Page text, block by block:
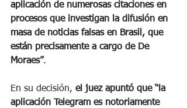
aplicación de numerosas citaciones en
procesos que investigan la difusión en
masa de noticias falsas en Brasil, que
están precisamente a cargo de De
Moraes”.
En su decisión, el juez apuntó que “la
aplicación Telegram es notoriamente